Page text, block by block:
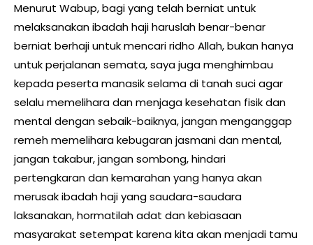
Menurut Wabup, bagi yang telah berniat untuk
melaksanakan ibadah haji haruslah benar-benar
berniat berhaji untuk mencari ridho Allah, bukan hanya
untuk perjalanan semata, saya juga menghimbau
kepada peserta manasik selama di tanah suci agar
selalu memelihara dan menjaga kesehatan fisik dan
mental dengan sebaik-baiknya, jangan menganggap
remeh memelihara kebugaran jasmani dan mental,
jangan takabur, jangan sombong, hindari
pertengkaran dan kemarahan yang hanya akan
merusak ibadah haji yang saudara-saudara
laksanakan, hormatilah adat dan kebiasaan
masyarakat setempat karena kita akan menjadi tamu